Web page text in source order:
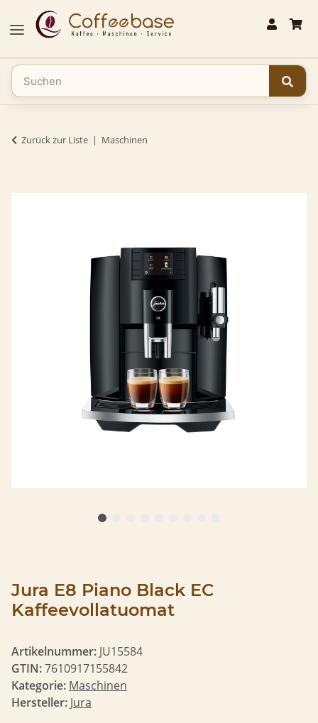
Zurück zur Liste Maschinen
Jura E8 Piano Black EC
Kaffeevollatuomat
Artikelnummer: JU15584
GTIN:7610917155842
Kategorie: Maschinen
Hersteller: Jura